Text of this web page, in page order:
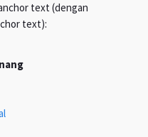
text (dengan
text):